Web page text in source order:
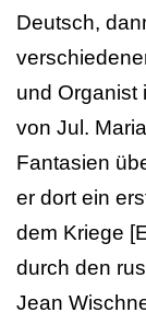
Deutsch,
und Organist
von Jul.
Fantasien
er dort ein
dem Kriege
durch den
Jean